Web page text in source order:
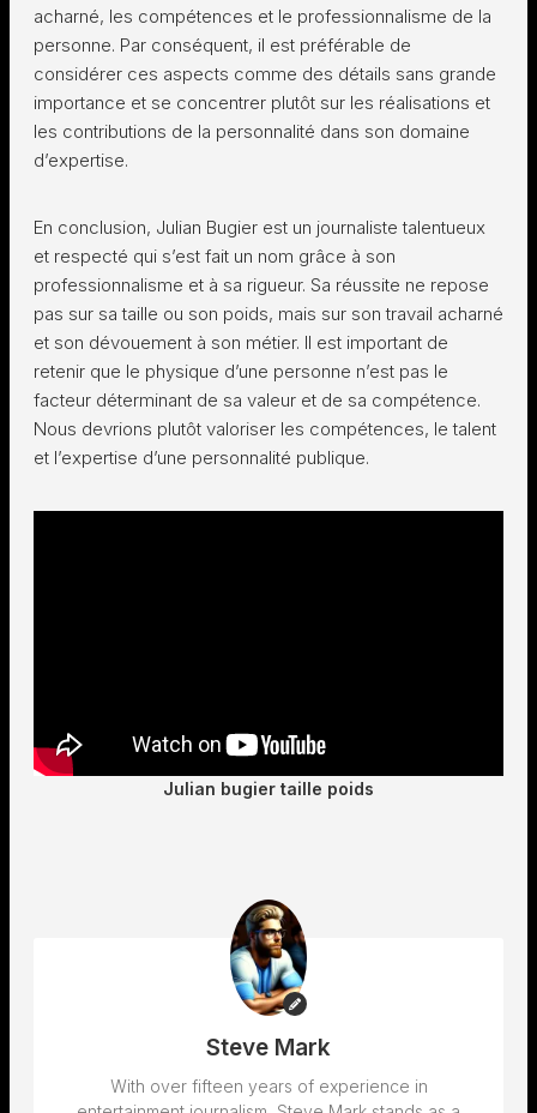
acharné, les compétences et le professionnalisme de la
personne. Par conséquent, il est préférable de
considérer ces aspects comme des détails sans grande
importance et se concentrer plutôt sur les réalisations et
les contributions de la personnalité dans son domaine
d’expertise.
En conclusion, Julian Bugier est un journaliste talentueux
et respecté qui s’est fait un nom grâce à son
professionnalisme et à sa rigueur. Sa réussite ne repose
pas sur sa taille ou son poids, mais sur son travail acharné
et son dévouement à son métier. Il est important de
retenir que le physique d’une personne n’est pas le
facteur déterminant de sa valeur et de sa compétence.
Nous devrions plutôt valoriser les compétences, le talent
et l’expertise d’une personnalité publique.
Julian bugier taille poids
Steve Mark
With over fifteen years of experience in